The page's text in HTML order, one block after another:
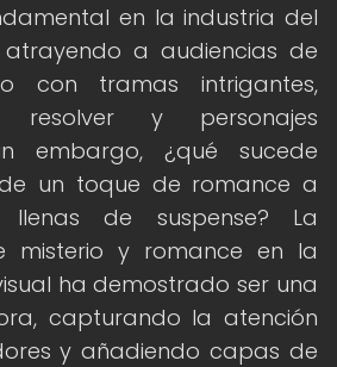
en la industria del
atrayendo a audiencias de
con tramas intrigantes,
resolver y personajes
embargo, ¿qué sucede
un toque de romance a
llenas de suspense? La
misterio y romance en la
ha demostrado ser una
capturando la atención
y añadiendo capas de